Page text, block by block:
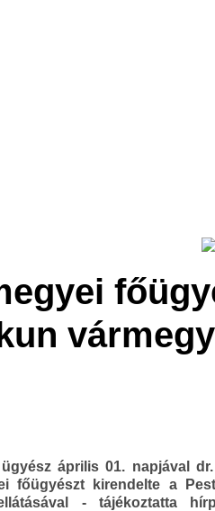
április 01. napjával
főügyészt kirendelte a
- tájékoztatta